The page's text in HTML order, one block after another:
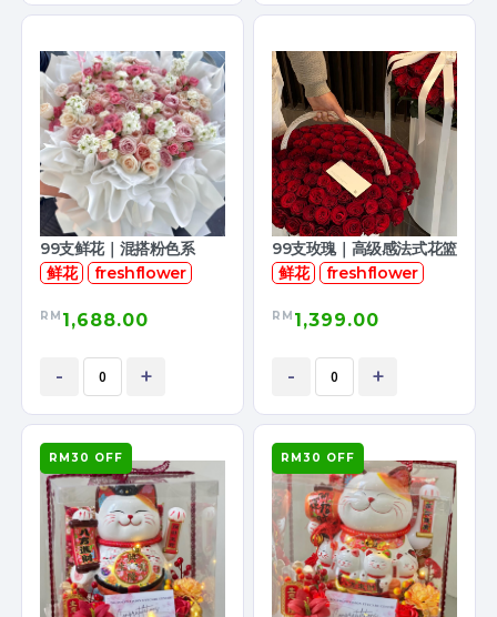
99支鲜花｜混搭粉色系
鲜花
freshflower
RM 1,688.00
- +
99支玫瑰｜高级感法式花篮
鲜花
freshflower
RM 1,399.00
- +
RM30 OFF RM30 OFF